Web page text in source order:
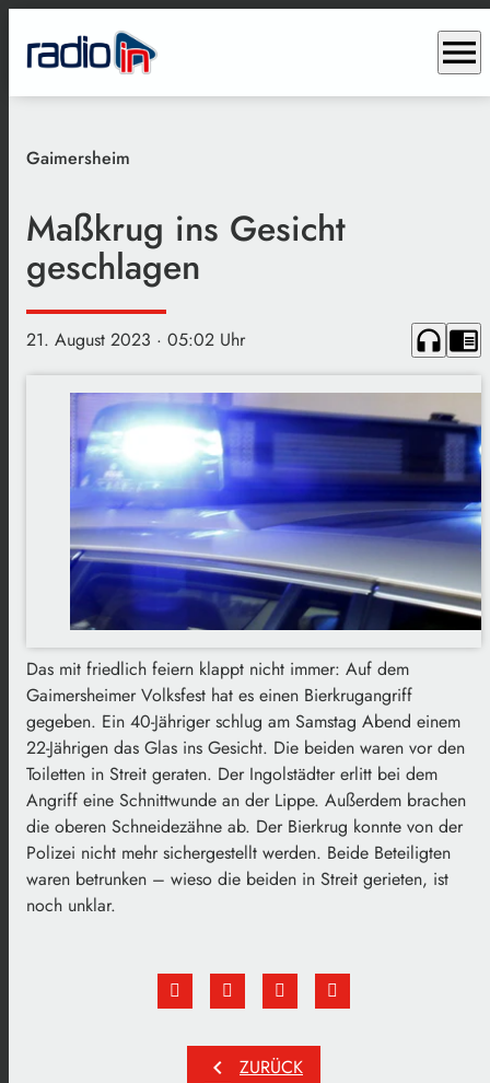
menu
Gaimersheim
Maßkrug ins Gesicht
geschlagen
21. August 2023 · 05:02 Uhr headphones chrome_reader_mode
Das mit friedlich feiern klappt nicht immer: Auf dem
Gaimersheimer Volksfest hat es einen Bierkrugangriff
gegeben. Ein 40-Jähriger schlug am Samstag Abend einem
22-Jährigen das Glas ins Gesicht. Die beiden waren vor den
Toiletten in Streit geraten. Der Ingolstädter erlitt bei dem
Angriff eine Schnittwunde an der Lippe. Außerdem brachen
die oberen Schneidezähne ab. Der Bierkrug konnte von der
Polizei nicht mehr sichergestellt werden. Beide Beteiligten
waren betrunken – wieso die beiden in Streit gerieten, ist
noch unklar.
chevron_left ZURÜCK